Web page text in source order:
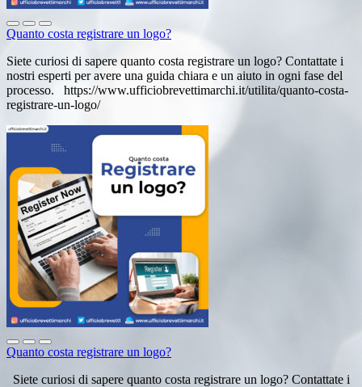
Quanto costa registrare un logo?
Siete curiosi di sapere quanto costa registrare un logo? Contattate i
nostri esperti per avere una guida chiara e un aiuto in ogni fase del
processo. https://www.ufficiobrevettimarchi.it/utilita/quanto-costa-
registrare-un-logo/
Quanto costa registrare un logo?
Siete curiosi di sapere quanto costa registrare un logo? Contattate i